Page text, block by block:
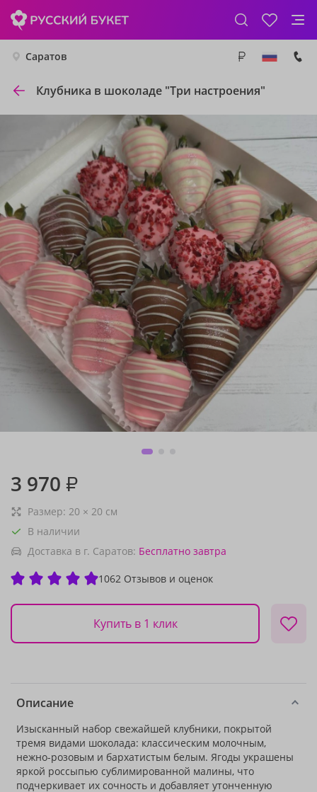
Саратов
Клубника в шоколаде "Три настроения"
3 970 ₽
Размер: 20 × 20 см
В наличии
Доставка в г. Саратов: Бесплатно завтра
1062 Отзывов и оценок
Купить в 1 клик
Описание
Изысканный набор свежайшей клубники, покрытой
тремя видами шоколада: классическим молочным,
нежно-розовым и бархатистым белым. Ягоды украшены
яркой россыпью сублимированной малины, что
подчеркивает их сочность и добавляет утонченную